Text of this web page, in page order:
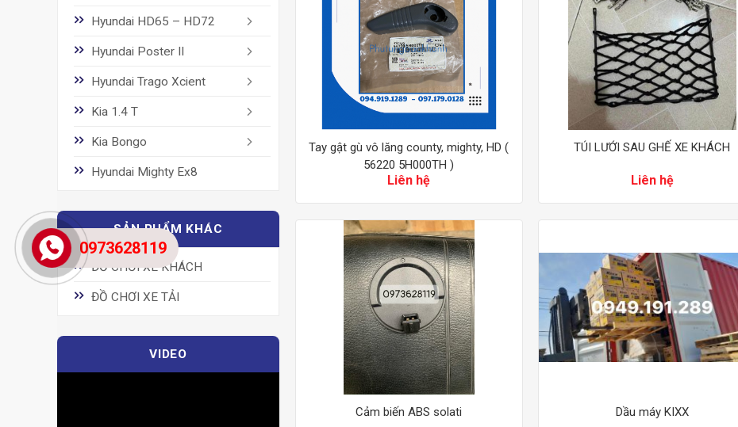
Hyundai HD65 – HD72
Hyundai Poster II
Hyundai Trago Xcient
Kia 1.4 T
Kia Bongo
Hyundai Mighty Ex8
SẢN PHẨM KHÁC
ĐỒ CHƠI XE KHÁCH
ĐỒ CHƠI XE TẢI
VIDEO
Tay gật gù vô lăng county, mighty, HD (
56220 5H000TH )
Liên hệ
TÚI LƯỚI SAU GHẾ XE KHÁCH
Liên hệ
Cảm biến ABS solati Dầu máy KIXX
0973628119